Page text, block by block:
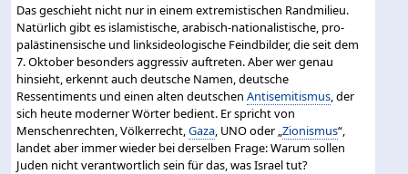
Das geschieht nicht nur in einem extremistischen Randmilieu.
Natürlich gibt es islamistische, arabisch-nationalistische, pro-
palästinensische und linksideologische Feindbilder, die seit dem
7. Oktober besonders aggressiv auftreten. Aber wer genau
hinsieht, erkennt auch deutsche Namen, deutsche
Ressentiments und einen alten deutschenAntisemitismus , der
sich heute moderner Wörter bedient. Er spricht von
Menschenrechten, Völkerrecht,Gaza , UNO oder „Zionismus“,
landet aber immer wieder bei derselben Frage: Warum sollen
Juden nicht verantwortlich sein für das, was Israel tut?